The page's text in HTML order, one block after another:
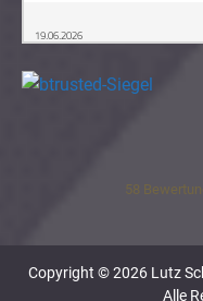
58
Copyright © 2026 Lutz
Alle